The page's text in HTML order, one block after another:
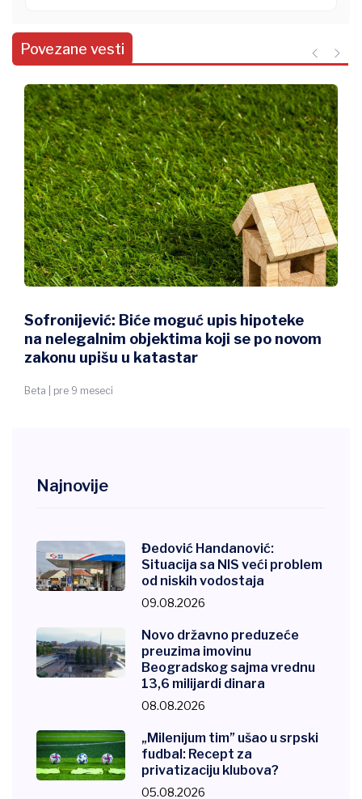
Povezane vesti
Sofronijević: Biće moguć upis hipoteke
na nelegalnim objektima koji se po novom
zakonu upišu u katastar
Beta | pre 9 meseci
Najnovije
Đedović Handanović:
Situacija sa NIS veći problem
od niskih vodostaja
09.08.2026
Novo državno preduzeće
preuzima imovinu
Beogradskog sajma vrednu
13,6 milijardi dinara
08.08.2026
„Milenijum tim” ušao u srpski
fudbal: Recept za
privatizaciju klubova?
05.08.2026